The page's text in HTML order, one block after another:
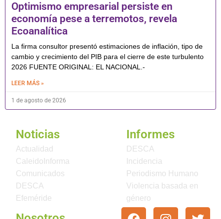
Optimismo empresarial persiste en
economía pese a terremotos, revela
Ecoanalítica
La firma consultor presentó estimaciones de inflación, tipo de
cambio y crecimiento del PIB para el cierre de este turbulento
2026 FUENTE ORIGINAL: EL NACIONAL.-
LEER MÁS »
1 de agosto de 2026
Noticias
Actualidad
CaleidoInforma
Comunicados
DESCA
Efeméride
Informes
DESCA
Incidencia
Periodismo Humano
Violencia basada en
género